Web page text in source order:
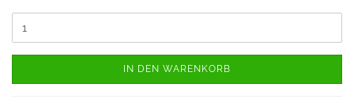
IN DEN WARENKORB